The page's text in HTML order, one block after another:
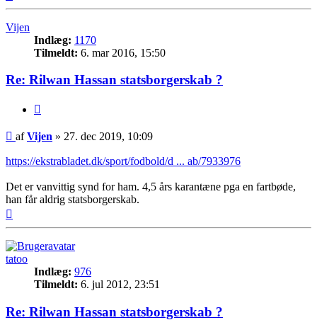
Vijen
Indlæg: 1170
Tilmeldt: 6. mar 2016, 15:50
Re: Rilwan Hassan statsborgerskab ?
Indlæg
afVijen » 27. dec 2019, 10:09
https://ekstrabladet.dk/sport/fodbold/d ... ab/7933976
Det er vanvittig synd for ham. 4,5 års karantæne pga en fartbøde,
han får aldrig statsborgerskab.
tatoo
Indlæg: 976
Tilmeldt: 6. jul 2012, 23:51
Re: Rilwan Hassan statsborgerskab ?